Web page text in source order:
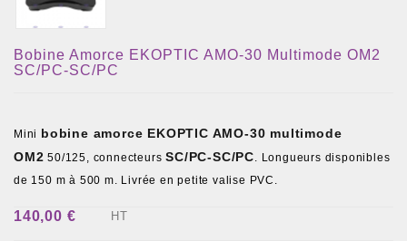
Bobine Amorce EKOPTIC AMO-30 Multimode OM2
SC/PC-SC/PC
Mini bobine amorce EKOPTIC AMO-30 multimode
OM2 50/125, connecteursSC/PC-SC/PC. Longueurs disponibles
de 150 m à 500 m. Livrée en petite valise PVC.
140,00 € HT